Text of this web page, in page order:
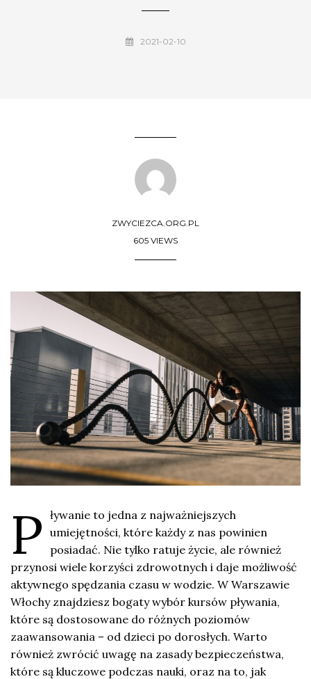
2021-02-10
ZWYCIEZCA.ORG.PL
605 VIEWS
P ływanie to jedna z najważniejszych
umiejętności, które każdy z nas powinien
posiadać. Nie tylko ratuje życie, ale również
przynosi wiele korzyści zdrowotnych i daje możliwość
aktywnego spędzania czasu w wodzie. W Warszawie
Włochy znajdziesz bogaty wybór kursów pływania,
które są dostosowane do różnych poziomów
zaawansowania – od dzieci po dorosłych. Warto
również zwrócić uwagę na zasady bezpieczeństwa,
które są kluczowe podczas nauki, oraz na to, jak